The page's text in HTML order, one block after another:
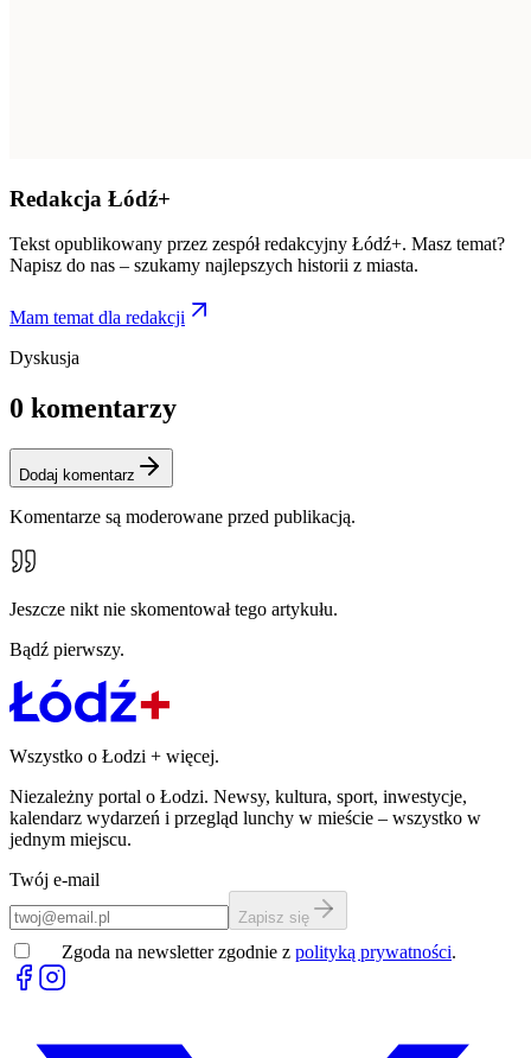
Redakcja Łódź+
Tekst opublikowany przez zespół redakcyjny Łódź+. Masz temat?
Napisz do nas – szukamy najlepszych historii z miasta.
Mam temat dla redakcji
Dyskusja
0 komentarzy
Dodaj komentarz
Komentarze są moderowane przed publikacją.
Jeszcze nikt nie skomentował tego artykułu.
Bądź pierwszy.
Wszystko o Łodzi + więcej.
Niezależny portal o Łodzi. Newsy, kultura, sport, inwestycje,
kalendarz wydarzeń i przegląd lunchy w mieście – wszystko w
jednym miejscu.
Twój e-mail
Zapisz się
Zgoda na newsletter zgodnie z polityką prywatności.